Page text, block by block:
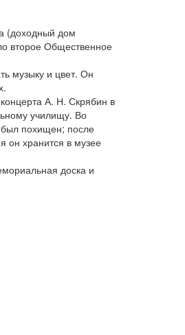
(доходный дом
второе Общественное
музыку и цвет. Он
А. Н. Скрябин в
училищу. Во
был похищен; после
он хранится в музее
доска и